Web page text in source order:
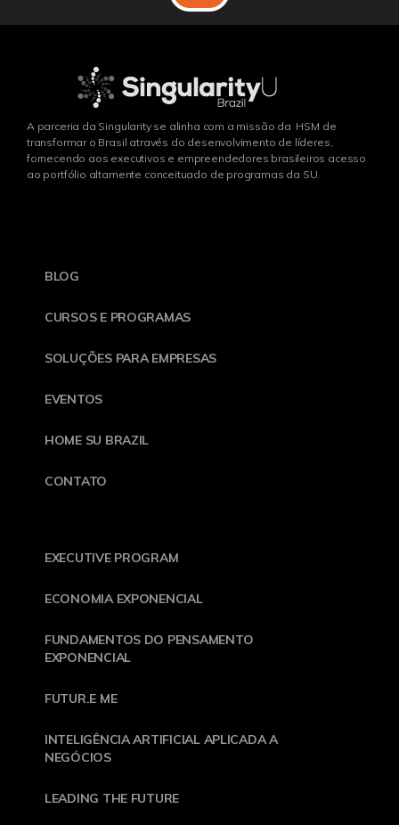
A parceria da Singularity se alinha com a missão da HSM de
transformar o Brasil através do desenvolvimento de líderes,
fornecendo aos executivos e empreendedores brasileiros acesso
ao portfólio altamente conceituado de programas da SU.
BLOG
CURSOS E PROGRAMAS
SOLUÇÕES PARA EMPRESAS
EVENTOS
HOME SU BRAZIL
CONTATO
EXECUTIVE PROGRAM
ECONOMIA EXPONENCIAL
FUNDAMENTOS DO PENSAMENTO
EXPONENCIAL
FUTUR.E ME
INTELIGÊNCIA ARTIFICIAL APLICADA A
NEGÓCIOS
LEADING THE FUTURE